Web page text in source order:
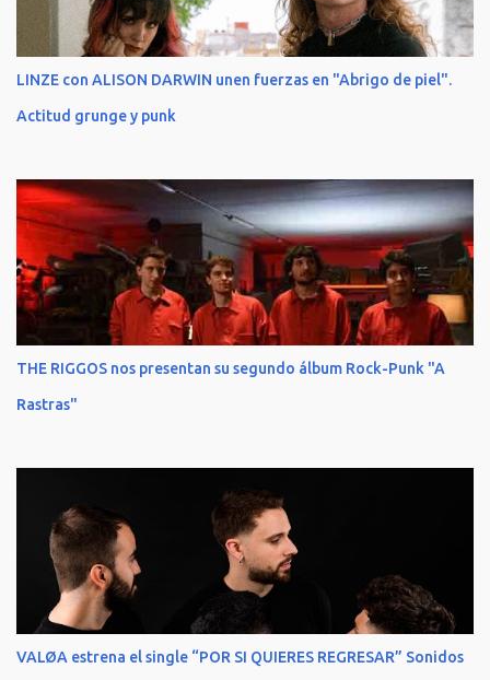
LINZE con ALISON DARWIN unen fuerzas en "Abrigo de piel".
Actitud grunge y punk
THE RIGGOS nos presentan su segundo álbum Rock-Punk "A
Rastras"
VALØA estrena el single “POR SI QUIERES REGRESAR” Sonidos